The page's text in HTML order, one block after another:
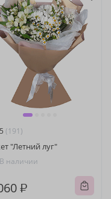
5 (191)
"Летний луг"
В наличии
₽